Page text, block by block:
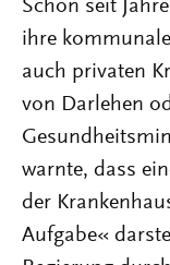
Schon seit
ihre
auch privaten
von Darlehen
warnte, dass
der
Aufgabe«